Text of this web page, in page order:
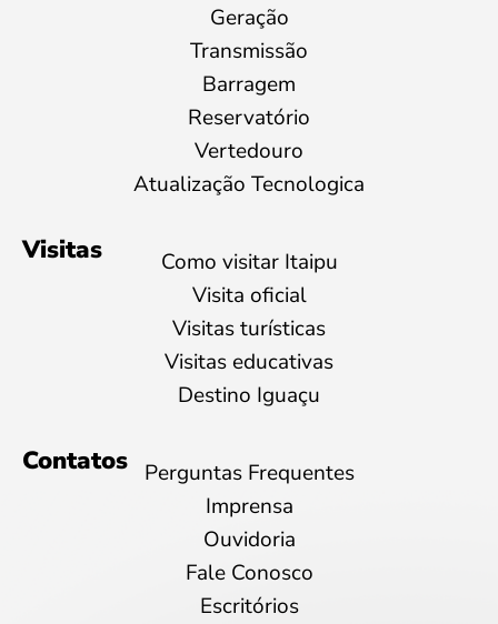
Geração
Transmissão
Barragem
Reservatório
Vertedouro
Atualização Tecnologica
Visitas
Como visitar Itaipu
Visita oficial
Visitas turísticas
Visitas educativas
Destino Iguaçu
Contatos
Perguntas Frequentes
Imprensa
Ouvidoria
Fale Conosco
Escritórios